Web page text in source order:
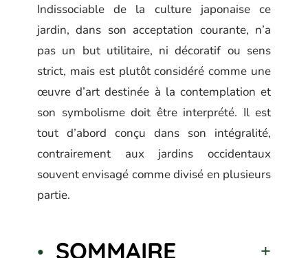
Indissociable de la culture japonaise ce
jardin, dans son acceptation courante, n’a
pas un but utilitaire, ni décoratif ou sens
strict, mais est plutôt considéré comme une
œuvre d’art destinée à la contemplation et
son symbolisme doit être interprété. Il est
tout d’abord conçu dans son intégralité,
contrairement aux jardins occidentaux
souvent envisagé comme divisé en plusieurs
partie.
SOMMAIRE